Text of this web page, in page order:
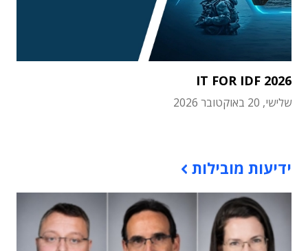
IT FOR IDF 2026
שלישי, 20 באוקטובר 2026
ידיעות מובילות